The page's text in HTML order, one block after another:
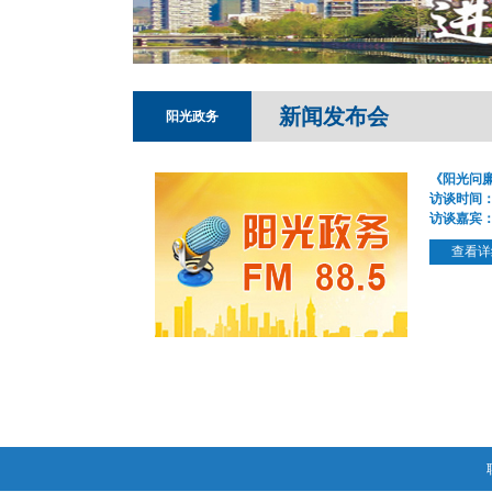
阳光政务 新闻发布会
《阳光问
访谈时间
访谈嘉宾
查看